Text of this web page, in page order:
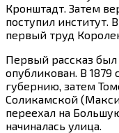
Кронштадт. Затем
поступил институт.
первый труд
Первый рассказ был
опубликован. В 1879
губернию, затем
Соликамской
переехал на
начиналась улица.